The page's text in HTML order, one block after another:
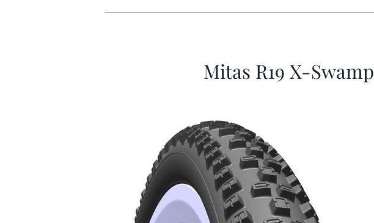
Mitas R19 X-Swamp